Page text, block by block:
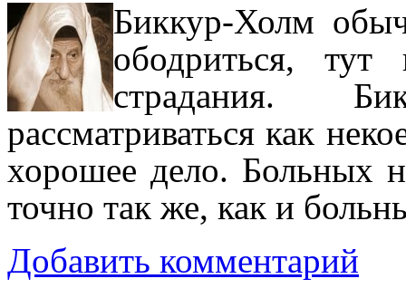
Биккур-Холм
ободриться,
страдания.
рассматриваться как
хорошее дело. Больных
точно так же, как и
Добавить комментарий